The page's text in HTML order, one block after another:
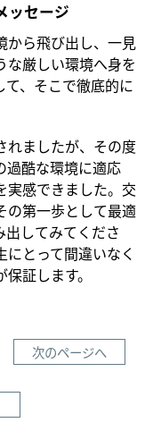
ッセージ
から飛び出し、一見
な厳しい環境へ身を
、そこで徹底的に
れましたが、その度
過酷な環境に適応
実感できました。交
の第一歩として最適
してみてくださ
とって間違いなく
証します。
次のページへ